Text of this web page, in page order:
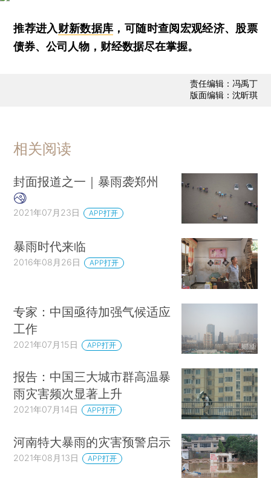
推荐进入财新数据库 ，可随时查阅宏观经济、股票
债券、公司人物，财经数据尽在掌握。
责任编辑：冯禹丁
版面编辑：沈昕琪
相关阅读
封面报道之一｜暴雨袭郑州
2021年07月23日 APP打开
暴雨时代来临
2016年08月26日 APP打开
专家：中国亟待加强气候适应
工作
2021年07月15日 APP打开
报告：中国三大城市群高温暴
雨灾害频次显著上升
2021年07月14日 APP打开
河南特大暴雨的灾害预警启示
2021年08月13日 APP打开